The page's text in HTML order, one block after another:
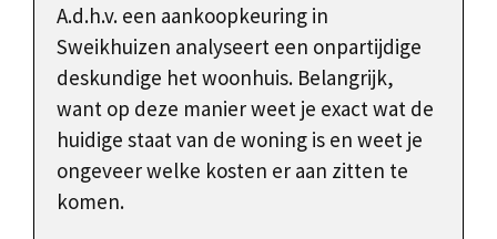
A.d.h.v. een aankoopkeuring in
Sweikhuizen analyseert een onpartijdige
deskundige het woonhuis. Belangrijk,
want op deze manier weet je exact wat de
huidige staat van de woning is en weet je
ongeveer welke kosten er aan zitten te
komen.